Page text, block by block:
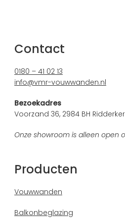
Contact
0180 – 41 02 13
info@vmr-vouwwanden.nl
Bezoekadres
Voorzand 36, 2984 BH
Onze showroom is alleen open
Producten
Vouwwanden
Balkonbeglazing